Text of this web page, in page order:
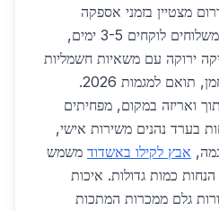
מצטיין בזמני אספקה
קצרים יותר: בעוד במרכז משלוחים לוקחים 3-5 ימים,
ירוקה עם משאיות חשמליות
חוסכת 20% בפליטות פחמן, תואם למגמות 2026.
ואריזה במקום, מפחיתים
בערד נהנים משירות אישי,
אבץ לקילו באשדוד משמש
כמות גדולות. איכות
גלם ממכרות המתכות